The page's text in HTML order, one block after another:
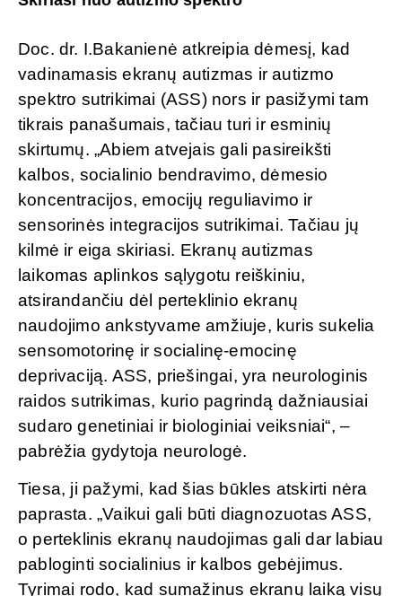
Doc. dr. I.Bakanienė atkreipia dėmesį, kad
vadinamasis ekranų autizmas ir autizmo
spektro sutrikimai (ASS) nors ir pasižymi tam
tikrais panašumais, tačiau turi ir esminių
skirtumų. „Abiem atvejais gali pasireikšti
kalbos, socialinio bendravimo, dėmesio
koncentracijos, emocijų reguliavimo ir
sensorinės integracijos sutrikimai. Tačiau jų
kilmė ir eiga skiriasi. Ekranų autizmas
laikomas aplinkos sąlygotu reiškiniu,
atsirandančiu dėl perteklinio ekranų
naudojimo ankstyvame amžiuje, kuris sukelia
sensomotorinę ir socialinę-emocinę
deprivaciją. ASS, priešingai, yra neurologinis
raidos sutrikimas, kurio pagrindą dažniausiai
sudaro genetiniai ir biologiniai veiksniai“, –
pabrėžia gydytoja neurologė.
Tiesa, ji pažymi, kad šias būkles atskirti nėra
paprasta. „Vaikui gali būti diagnozuotas ASS,
o perteklinis ekranų naudojimas gali dar labiau
pabloginti socialinius ir kalbos gebėjimus.
Tyrimai rodo, kad sumažinus ekranų laiką visų